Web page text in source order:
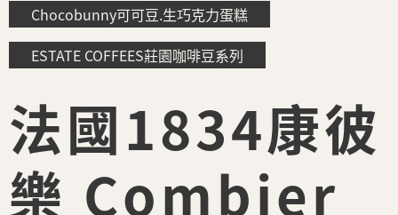
Chocobunny可可豆.生巧克力蛋糕
ESTATE COFFEES莊園咖啡豆系列
法國1834康彼
樂 Combier